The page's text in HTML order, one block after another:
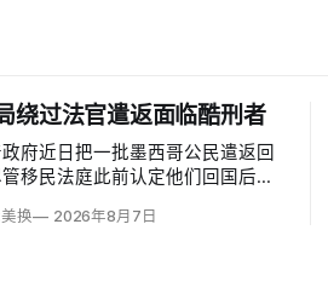
绕过法官遣返面临酷刑者
府近日把一批墨西哥公民遣返回
移民法庭此前认定他们回国后很
遣返保护。知情人士称，移民及
换 2026年8月7日